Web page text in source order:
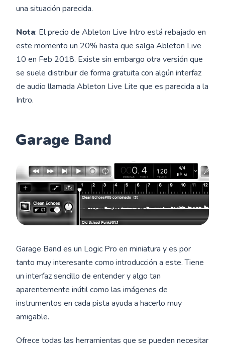
una situación parecida.
Nota: El precio de Ableton Live Intro está rebajado en
este momento un 20% hasta que salga Ableton Live
10 en Feb 2018. Existe sin embargo otra versión que
se suele distribuir de forma gratuita con algún interfaz
de audio llamada Ableton Live Lite que es parecida a la
Intro.
Garage Band
Garage Band es un Logic Pro en miniatura y es por
tanto muy interesante como introducción a este. Tiene
un interfaz sencillo de entender y algo tan
aparentemente inútil como las imágenes de
instrumentos en cada pista ayuda a hacerlo muy
amigable.
Ofrece todas las herramientas que se pueden necesitar